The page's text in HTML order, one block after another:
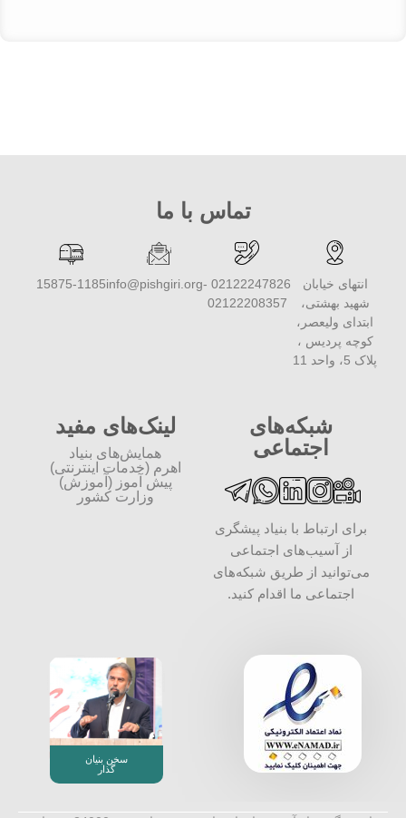
تماس با ما
انتهای خیابان
شهید بهشتی،
ابتدای ولیعصر،
کوچه پردیس ،
پلاک 5، واحد 11
02122247826 -
02122208357
info@pishgiri.org
15875-1185
شبکه‌های
اجتماعی
برای ارتباط با بنیاد پیشگری
از آسیب‌های اجتماعی
می‌توانید از طریق شبکه‌‎های
اجتماعی ما اقدام کنید.
لینک‌های مفید
همایش‌های بنیاد
اهرم (خدمات اینترنتی)
پیش آموز (آموزش)
وزارت کشور
سخن بنیان
گذار